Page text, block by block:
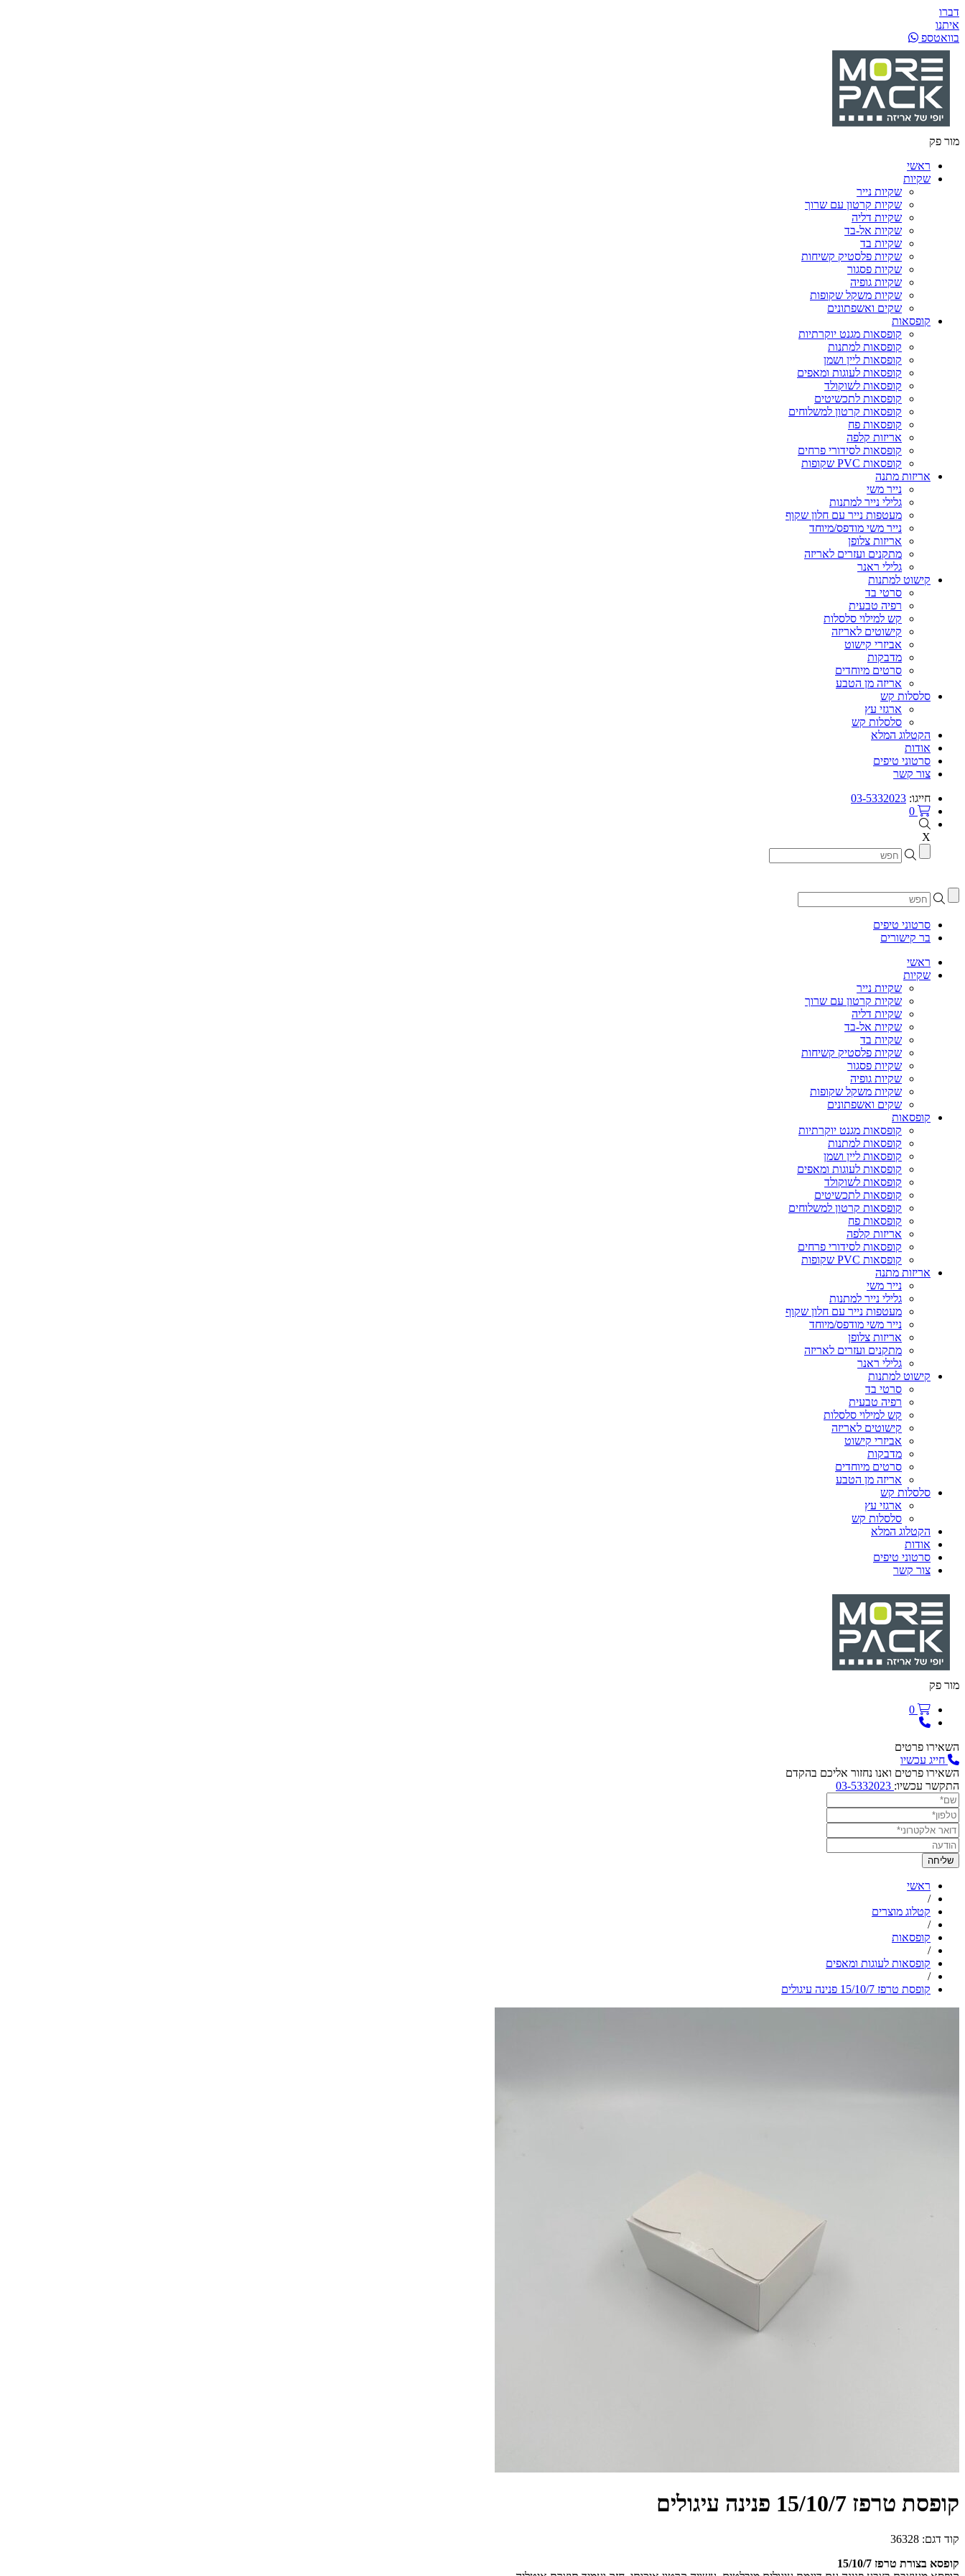
דברו
איתנו
בוואטספ
מור פק
ראשי
שקיות
שקיות נייר
שקיות קרטון עם שרוך
שקיות דליה
שקיות אל-בד
שקיות בד
שקיות פלסטיק קשיחות
שקיות פסגור
שקיות גופיה
שקיות משקל שקופות
שקים ואשפתונים
קופסאות
קופסאות מגנט יוקרתיות
קופסאות למתנות
קופסאות ליין ושמן
קופסאות לעוגות ומאפים
קופסאות לשוקולד
קופסאות לתכשיטים
קופסאות קרטון למשלוחים
קופסאות פח
אריזות קלפה
קופסאות לסידורי פרחים
קופסאות PVC שקופות
אריזות מתנה
נייר משי
גלילי נייר למתנות
מעטפות נייר עם חלון שקוף
נייר משי מודפס/מיוחד
אריזות צלופן
מתקנים ועזרים לאריזה
גלילי ראנר
קישוט למתנות
סרטי בד
רפיה טבעית
קש למילוי סלסלות
קישוטים לאריזה
אביזרי קישוט
מדבקות
סרטים מיוחדים
אריזה מן הטבע
סלסלות קש
ארגזי עץ
סלסלות קש
הקטלוג המלא
אודות
סרטוני טיפים
צור קשר
חייגו: 03-5332023
0
X
סרטוני טיפים
בר קישורים
ראשי
שקיות
שקיות נייר
שקיות קרטון עם שרוך
שקיות דליה
שקיות אל-בד
שקיות בד
שקיות פלסטיק קשיחות
שקיות פסגור
שקיות גופיה
שקיות משקל שקופות
שקים ואשפתונים
קופסאות
קופסאות מגנט יוקרתיות
קופסאות למתנות
קופסאות ליין ושמן
קופסאות לעוגות ומאפים
קופסאות לשוקולד
קופסאות לתכשיטים
קופסאות קרטון למשלוחים
קופסאות פח
אריזות קלפה
קופסאות לסידורי פרחים
קופסאות PVC שקופות
אריזות מתנה
נייר משי
גלילי נייר למתנות
מעטפות נייר עם חלון שקוף
נייר משי מודפס/מיוחד
אריזות צלופן
מתקנים ועזרים לאריזה
גלילי ראנר
קישוט למתנות
סרטי בד
רפיה טבעית
קש למילוי סלסלות
קישוטים לאריזה
אביזרי קישוט
מדבקות
סרטים מיוחדים
אריזה מן הטבע
סלסלות קש
ארגזי עץ
סלסלות קש
הקטלוג המלא
אודות
סרטוני טיפים
צור קשר
מור פק
0
השאירו פרטים
חייג עכשיו
השאירו פרטים ואנו נחזור אליכם בהקדם
התקשר עכשיו:
ראשי
/
קטלוג מוצרים
/
קופסאות
/
קופסאות לעוגות ומאפים
/
קופסת טרפז 15/10/7 פנינה עיגולים
קופסת טרפז 15/10/7 פנינה עיגולים
קוד דגם: 36328
קופסא בצורת טרפז 15/10/7